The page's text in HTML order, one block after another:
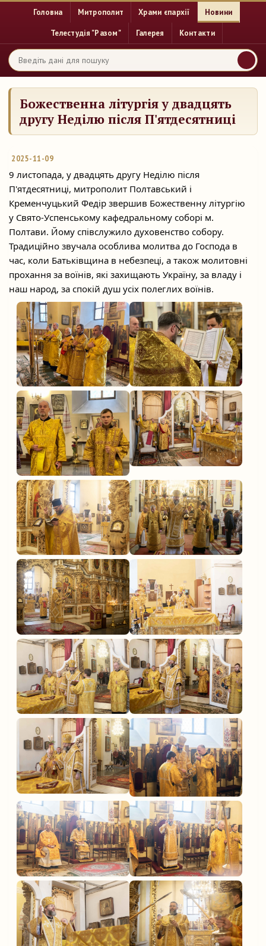
Головна Митрополит Храми єпархії Новини
Телестудія "Разом" Галерея Контакти
Божественна літургія у двадцять
другу Неділю після П'ятдесятниці
2025-11-09
9 листопада, у двадцять другу Неділю після
П'ятдесятниці, митрополит Полтавський і
Кременчуцький Федір звершив Божественну літургію
у Свято-Успенському кафедральному соборі м.
Полтави. Йому співслужило духовенство собору.
Традиційно звучала особлива молитва до Господа в
час, коли Батьківщина в небезпеці, а також молитовні
прохання за воїнів, які захищають Україну, за владу і
наш народ, за спокій душ усіх полеглих воїнів.